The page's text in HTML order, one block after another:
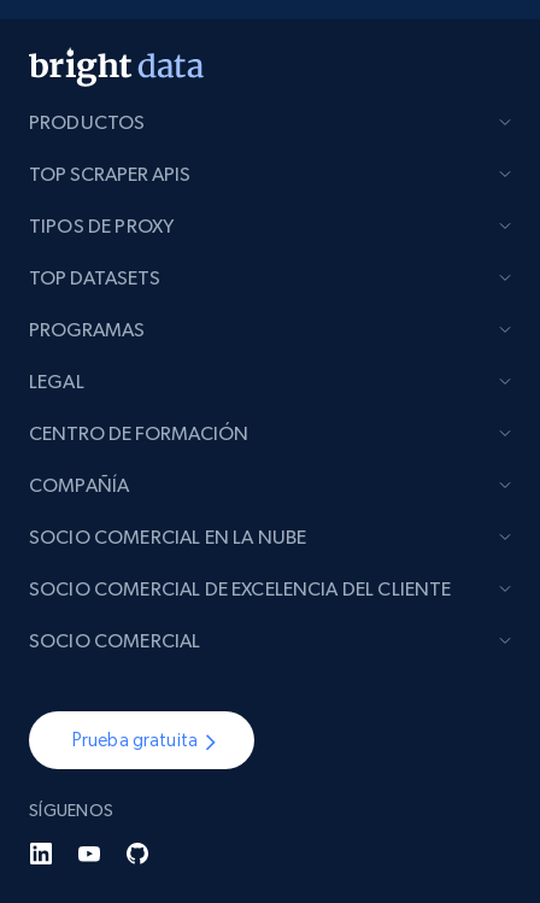
PRODUCTOS
TOP SCRAPER APIS
TIPOS DE PROXY
TOP DATASETS
PROGRAMAS
LEGAL
CENTRO DE FORMACIÓN
COMPAÑÍA
Prueba gratuita
SÍGUENOS
SOCIO COMERCIAL EN LA NUBE
SOCIO COMERCIAL DE EXCELENCIA DEL CLIENTE
SOCIO COMERCIAL